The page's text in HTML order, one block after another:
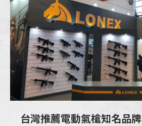
台灣推薦電動氣槍知名品牌